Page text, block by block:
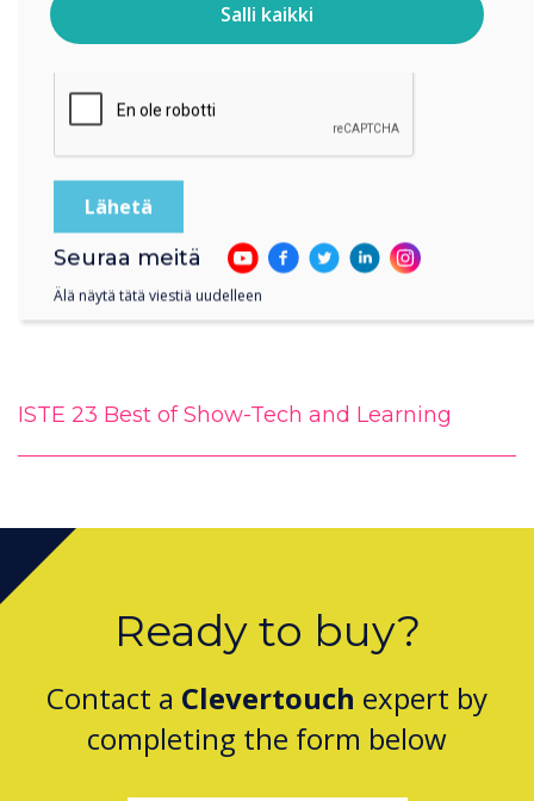
ISTE 23 Best of Show-Tech and Learning
Ready to buy?
Contact a Clevertouch expert by
completing the form below
Salli kaikki
Klikkaamalla lähetä annat Clevertouch luvan tallentaa ja
käsitellä antamiasi tietoja.
Seuraa meitä
Älä näytä tätä viestiä uudelleen